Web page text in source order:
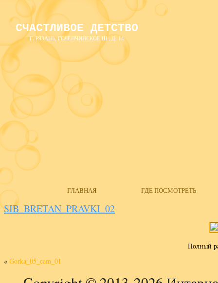
СЧАСТЛИВОЕ ДЕТСТВО
Г. РЯЗАНЬ, ГОЛЕНЧИНСКОЕ Ш., Д. 14
ГЛАВНАЯ ГДЕ ПОСМОТРЕТЬ
SIB_BRETAN_PRAVKI_02
Полный
« Gorka_05_cam_01